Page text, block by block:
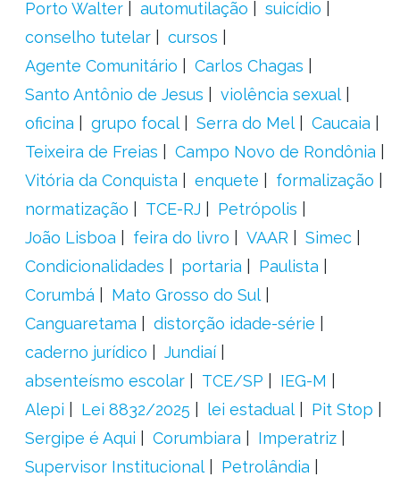
Porto Walter
automutilação
suicídio
conselho tutelar
cursos
Agente Comunitário
Carlos Chagas
Santo Antônio de Jesus
violência sexual
oficina
grupo focal Serra do Mel
Caucaia
Teixeira de Freias
Campo Novo de Rondônia
Vitória da Conquista
enquete
formalização
normatização
TCE-RJ
Petrópolis
João Lisboa
feira do livro VAAR
Simec
Condicionalidades
portaria
Paulista
Corumbá
Mato Grosso do Sul
Canguaretama
distorção idade-série
caderno jurídico
Jundiaí
absenteísmo escolar
TCE/SP
IEG-M
Alepi
Lei 8832/2025 lei estadual
Pit Stop
Sergipe é Aqui
Corumbiara
Imperatriz
Supervisor Institucional
Petrolândia